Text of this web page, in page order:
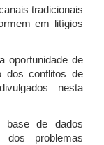
tradicionais
em litígios
oportunidade de
dos conflitos de
nesta
base de dados
dos problemas